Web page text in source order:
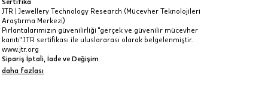
ancak
4.310 ₺
4.310 ₺
JTR | Jewellery Technology Research (Mücevher Teknolojileri
Araştırma Merkezi)
Pırlantalarımızın güvenilirliği "gerçek ve güvenilir mücevher
kanıtı" JTR sertifikası ile uluslararası olarak belgelenmiştir.
www.jtr.org
Sipariş İptali, İade ve Değişim
İptal: Kargoya verilmeyen veya faturası oluşmayan siparişlerinizi
daha fazlası